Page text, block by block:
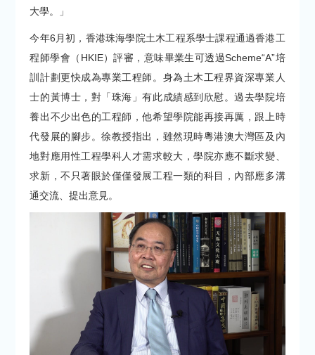
大學。」
今年6月初，香港珠海學院土木工程系學士課程通過香港工
程師學會（HKIE）評審，意味畢業生可透過Scheme“A”培
訓計劃更快成為專業工程師。身為土木工程界資深專業人
士的黃博士，對「珠海」有此成績感到欣慰。過去學院培
養出不少出色的工程師，他希望學院能再接再厲，跟上時
代發展的腳步。徐教授指出，雖然現時粵港澳大灣區及內
地對應用性工程學科人才需求較大，學院亦應不斷求變、
求新，不只著眼於僅僅發展工程一類的科目，內部應多溝
通交流、提出意見。